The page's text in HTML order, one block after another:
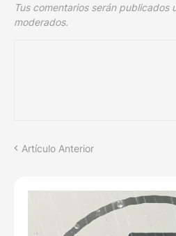
Tus comentarios serán publicados
moderados.
Artículo Anterior